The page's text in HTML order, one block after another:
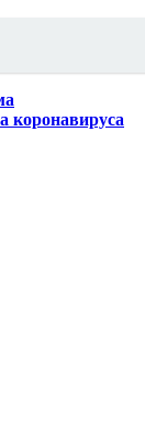
коронавируса